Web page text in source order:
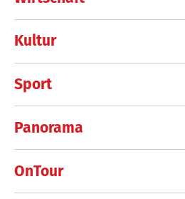
Kultur
Sport
Panorama
OnTour